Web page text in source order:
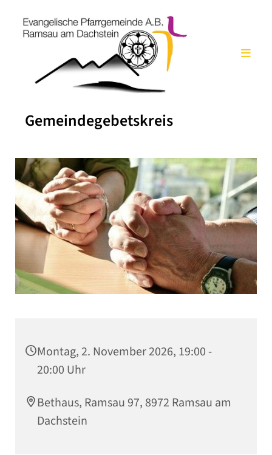
Gemeindegebetskreis
Montag, 2. November 2026, 19:00 -
20:00 Uhr
Bethaus, Ramsau 97, 8972 Ramsau am
Dachstein